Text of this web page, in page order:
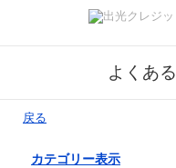
よくあ
戻る
カテゴリー表示